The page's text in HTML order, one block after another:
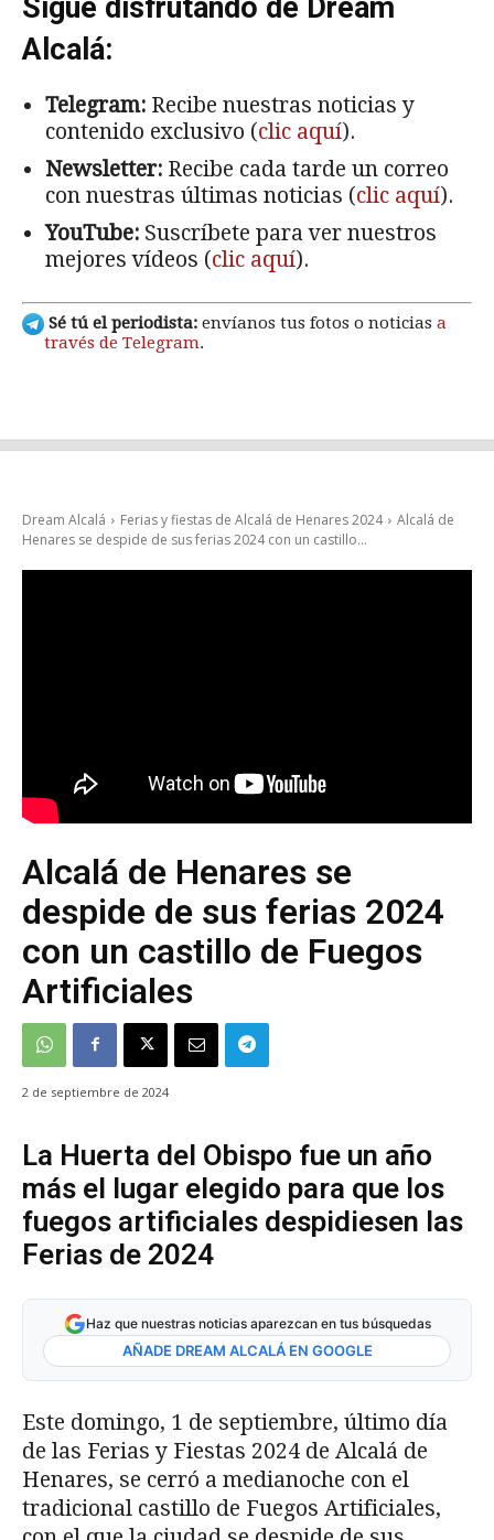
Sigue disfrutando de Dream
Alcalá:
Telegram: Recibe nuestras noticias y
contenido exclusivo (clic aquí).
Newsletter: Recibe cada tarde un correo
con nuestras últimas noticias (clic aquí).
YouTube: Suscríbete para ver nuestros
mejores vídeos (clic aquí).
Sé tú el periodista: envíanos tus fotos o noticias a
través de Telegram.